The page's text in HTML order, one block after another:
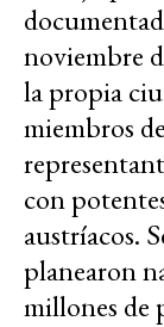
noviembre
la propia
miembros
con
austríacos.
planearon
millones de